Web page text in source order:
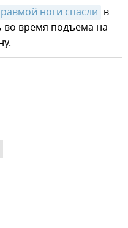
ноги спасли в
во время подъема на